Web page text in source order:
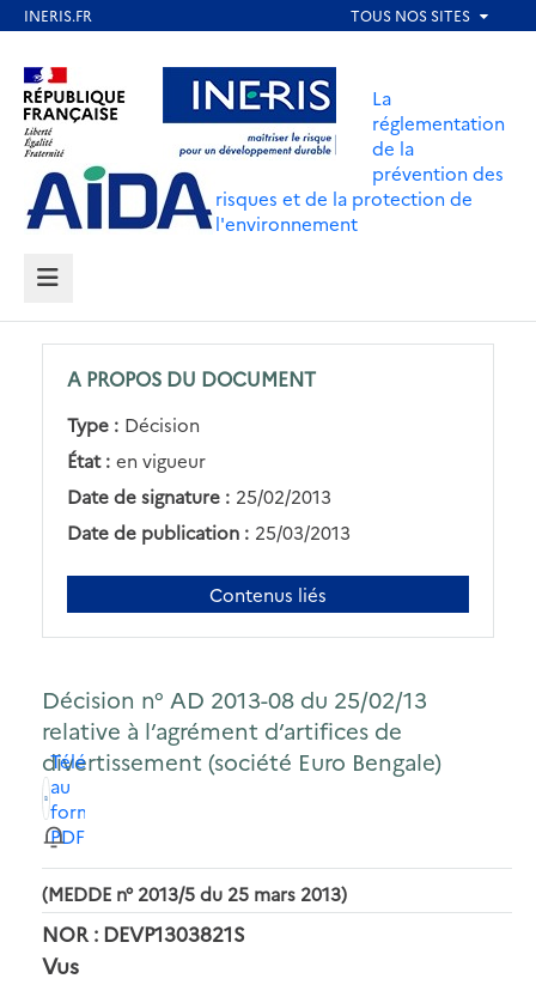
contenu
principal
Aller au contenu Aller au menu
Aller au pied de page
La
réglementation
de la
prévention des
risques et de la protection de
l'environnement
MENU
A PROPOS DU DOCUMENT
Type : Décision
État : en vigueur
Date de signature : 25/02/2013
Date de publication : 25/03/2013
Contenus liés
Décision n° AD 2013-08 du 25/02/13
relative à l’agrément d’artifices de
divertissement (société Euro Bengale)
Télécharger
au
format
PDF
(MEDDE n° 2013/5 du 25 mars 2013)
NOR : DEVP1303821S
Vus